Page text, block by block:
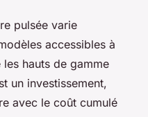
pulsée varie
accessibles à
les hauts de gamme
un investissement,
avec le coût cumulé